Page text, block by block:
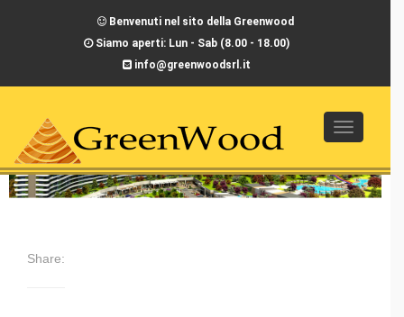
Benvenuti nel sito della Greenwood
Siamo aperti: Lun - Sab (8.00 - 18.00)
info@greenwoodsrl.it
CASA CASTELFERRETTI (AN)
Share: